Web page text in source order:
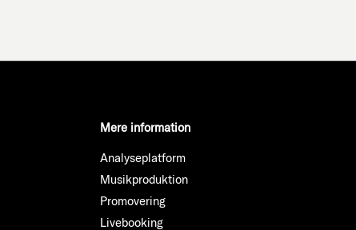
Mere information
Analyseplatform
Musikproduktion
Promovering
Livebooking